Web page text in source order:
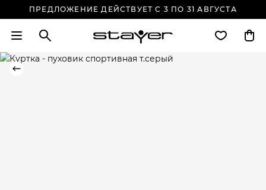
ПРЕДЛОЖЕНИЕ ДЕЙСТВУЕТ С 3 ПО 31 АВГУСТА